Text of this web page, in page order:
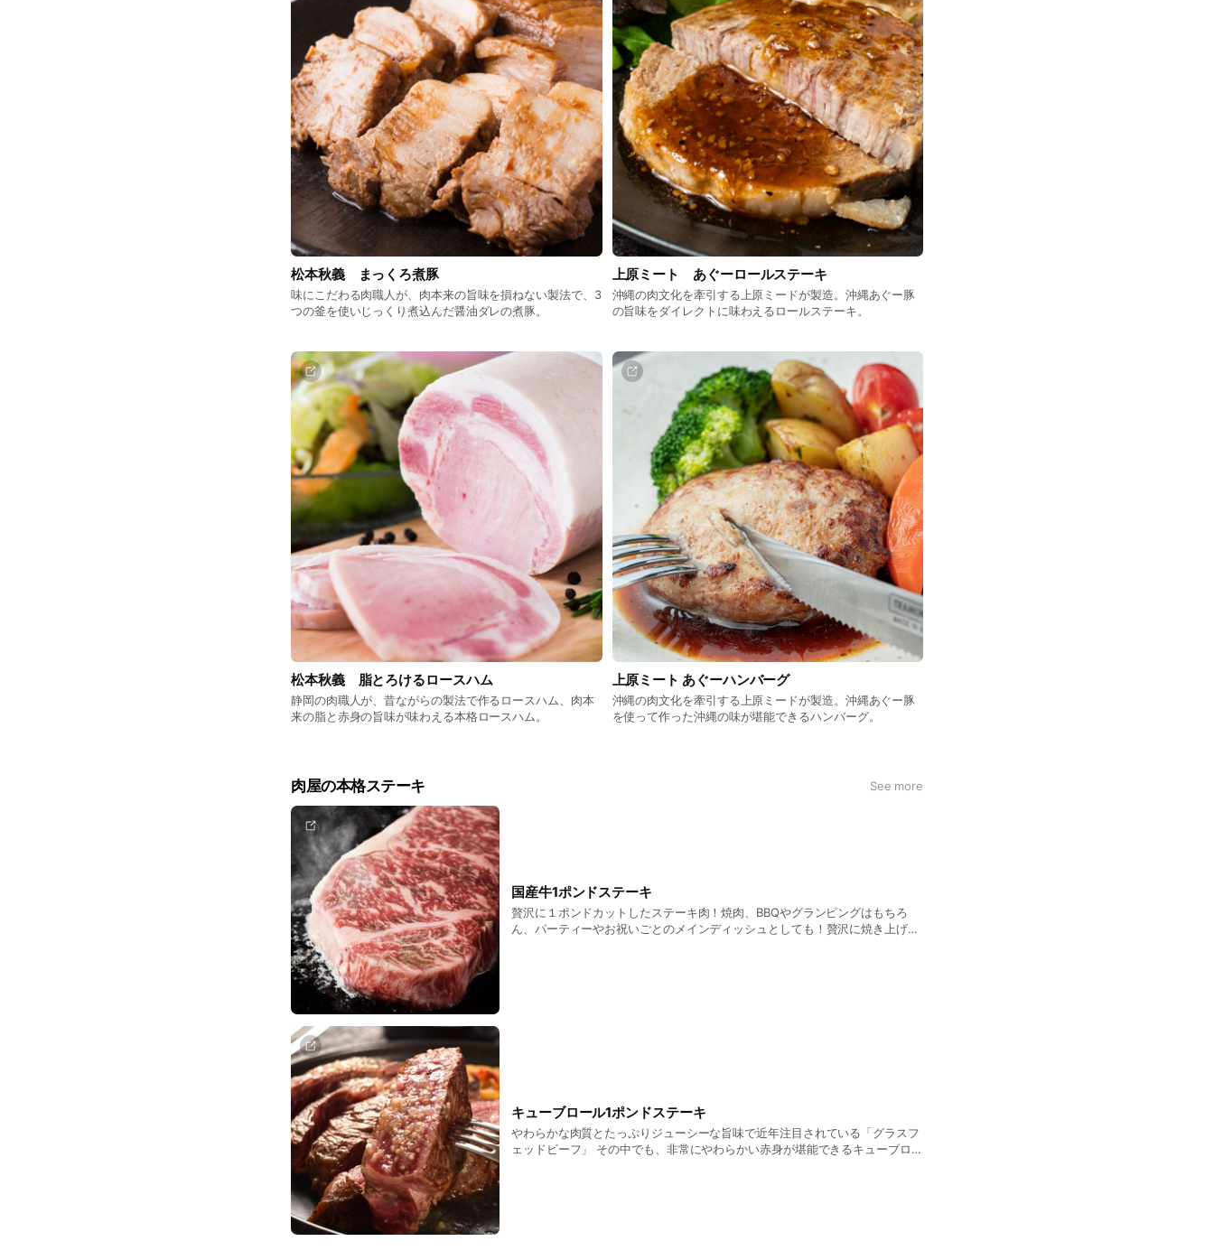
松本秋義 まっくろ煮豚
味にこだわる肉職人が、肉本来の旨味を損ねない製法で、3
つの釜を使いじっくり煮込んだ醤油ダレの煮豚。
上原ミート あぐーロールステーキ
沖縄の肉文化を牽引する上原ミードが製造。沖縄あぐー豚
の旨味をダイレクトに味わえるロールステーキ。
松本秋義 脂とろけるロースハム
静岡の肉職人が、昔ながらの製法で作るロースハム、肉本
来の脂と赤身の旨味が味わえる本格ロースハム。
上原ミート あぐーハンバーグ
沖縄の肉文化を牽引する上原ミードが製造。沖縄あぐー豚
を使って作った沖縄の味が堪能できるハンバーグ。
肉屋の本格ステーキ See more
国産牛1ポンドステーキ
贅沢に１ポンドカットしたステーキ肉！焼肉、BBQやグランピングはもちろ
ん、パーティーやお祝いごとのメインディッシュとしても！贅沢に焼き上げて
キューブロール1ポンドステーキ
やわらかな肉質とたっぷりジューシーな旨味で近年注目されている「グラスフ
ェッドビーフ」 その中でも、非常にやわらかい赤身が堪能できるキューブロー